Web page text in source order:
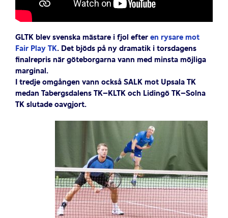
GLTK blev svenska mästare i fjol efteren rysare mot
Fair Play TK. Det bjöds på ny dramatik i torsdagens
finalrepris när göteborgarna vann med minsta möjliga
marginal.
I tredje omgången vann också SALK mot Upsala TK
medan Tabergsdalens TK–KLTK och Lidingö TK–Solna
TK slutade oavgjort.